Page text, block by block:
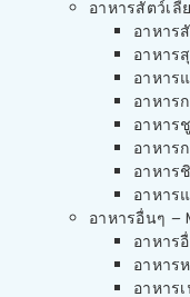
อาหารสัตว์เลี้
อาหาร
อาหาร
อาหาร
อาหาร
อาหาร
อาหาร
อาหาร
อาหาร
อาหารอื่นๆ –
อาหาร
อาหาร
อาหาร